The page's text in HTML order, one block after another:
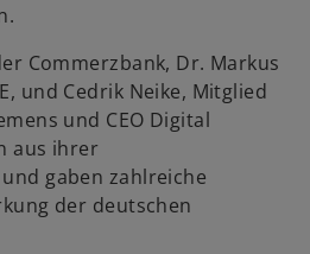
Commerzbank, Dr. Markus
und Cedrik Neike, Mitglied
und CEO Digital
aus ihrer
gaben zahlreiche
der deutschen